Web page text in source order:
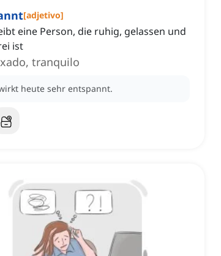
[adjetivo]
eine Person, die ruhig, gelassen und
ist
tranquilo
heute sehr entspannt.